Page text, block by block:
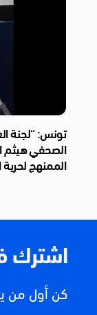
تونس: “لجنة
الصحفي هيثم
الممنهج لحرية
اشترك
كن أول من